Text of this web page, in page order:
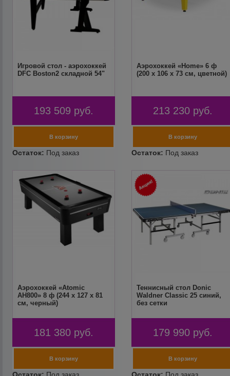
Игровой стол - аэрохоккей
DFC Boston2 складной 54"
193 509 руб.
Аэрохоккей «Home» 6 ф
(200 х 106 х 73 см, цветной)
213 230 руб.
Аэрохоккей «Atomic
AH800» 8 ф (244 х 127 х 81
см, черный)
181 380 руб.
Теннисный стол Donic
Waldner Classic 25 синий,
без сетки
179 990 руб.